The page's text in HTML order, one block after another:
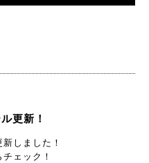
更新！
しました！
ェック！